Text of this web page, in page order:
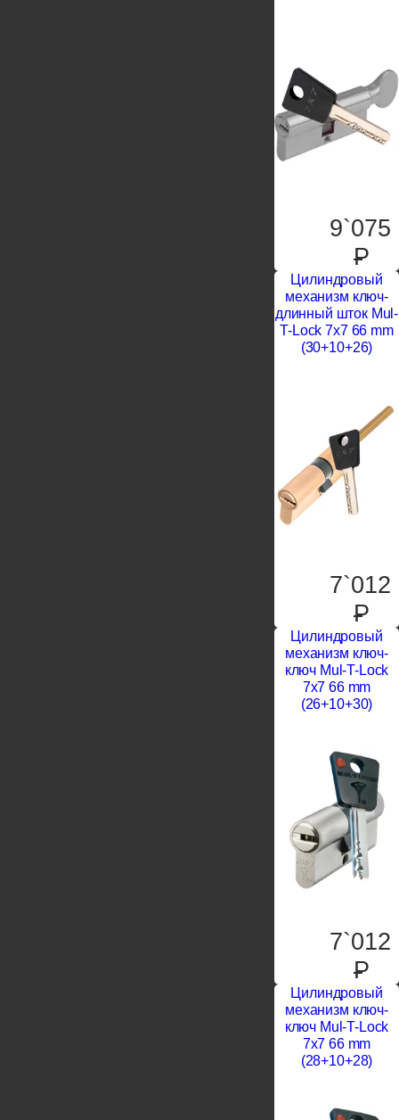
9`075
P
Цилиндровый
механизм ключ-
длинный шток Mul-
T-Lock 7x7 66 mm
(30+10+26)
7`012
P
Цилиндровый
механизм ключ-
ключ Mul-T-Lock
7x7 66 mm
(26+10+30)
7`012
P
Цилиндровый
механизм ключ-
ключ Mul-T-Lock
7x7 66 mm
(28+10+28)